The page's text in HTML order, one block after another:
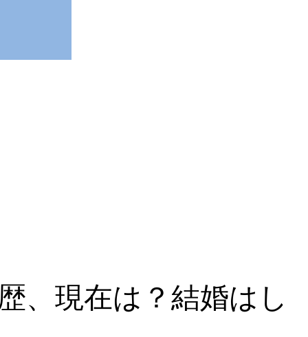
、現在は？結婚はし